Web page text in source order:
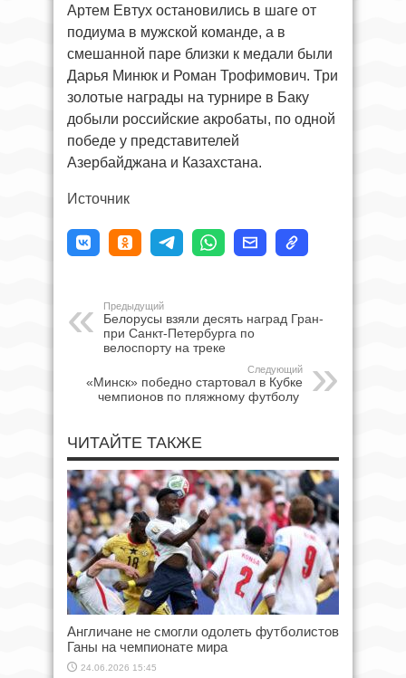
Артем Евтух остановились в шаге от
подиума в мужской команде, а в
смешанной паре близки к медали были
Дарья Минюк и Роман Трофимович. Три
золотые награды на турнире в Баку
добыли российские акробаты, по одной
победе у представителей
Азербайджана и Казахстана.
Источник
Предыдущий
Белорусы взяли десять наград Гран-
при Санкт-Петербурга по
велоспорту на треке
Следующий
«Минск» победно стартовал в Кубке
чемпионов по пляжному футболу
ЧИТАЙТЕ ТАКЖЕ
Англичане не смогли одолеть футболистов
Ганы на чемпионате мира
24.06.2026 15:45